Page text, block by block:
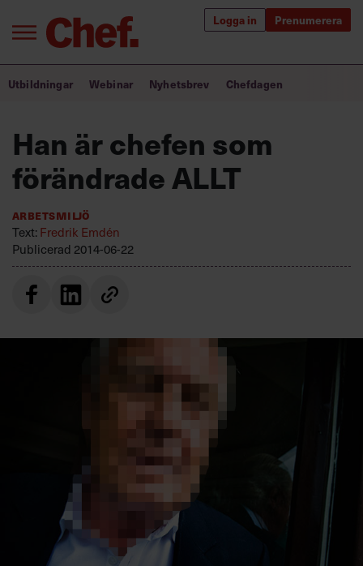
Logga in Prenumerera
Annonsera
Kontakta oss
personuppgiftsbehandling
Bra ledare förändrar världen
Utbildning för ledare
Chefakademin+
Populära utbildningar
Utbildningar Webinar Nyhetsbrev Chefdagen
Han är chefen som
förändrade ALLT
Arbetsmiljö
Text: Fredrik Emdén
Publicerad 2014-06-22